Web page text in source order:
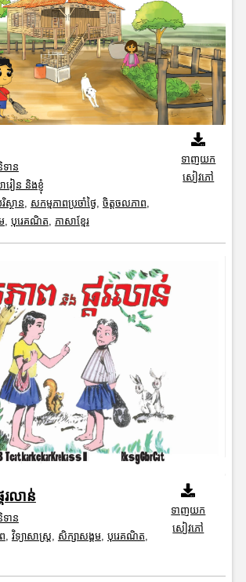
ទាន
រៀន និងខ្ញុំ
ស្ថាន សកម្មភាពប្រចាំថ្ងៃ ចិត្តចលភាព
, បុរេគណិត ភាសាខ្មែរ
ទាញយក
សៀវភៅ
រលាន់
ទាន
វិទ្យាសាស្រ្ត សិក្សាសង្គម, បុរេគណិត
ទាញយក
សៀវភៅ